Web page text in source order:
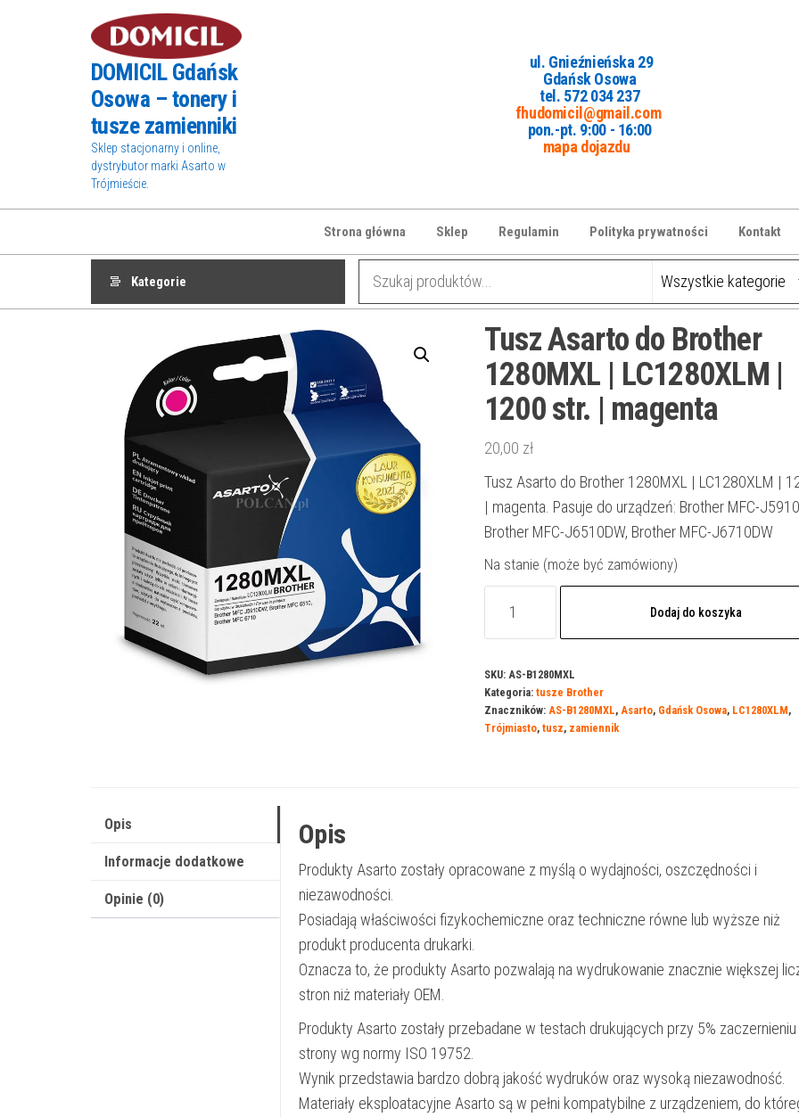
DOMICIL Gdańsk
Osowa – tonery i
tusze zamienniki
Sklep stacjonarny i online,
dystrybutor marki Asarto w
Trójmieście.
ul. Gnieźnieńska 29
Gdańsk Osowa
tel. 572 034 237
fhudomicil@gmail.com
pon.-pt. 9:00 - 16:00
mapa dojazdu
Strona główna Sklep Regulamin Polityka prywatności Kontakt
Kategorie
Tusz Asarto do Brother
1280MXL | LC1280XLM |
1200 str. | magenta
20,00 zł
Tusz Asarto do Brother 1280MXL | LC1280XLM |
| magenta. Pasuje do urządzeń: Brother MFC-
Brother MFC-J6510DW, Brother MFC-J6710DW
Na stanie (może być zamówiony)
Tusz
do
Brother
1280MXL
|
Dodaj do koszyka
SKU: AS-B1280MXL
Kategoria: tusze Brother
Znaczników: AS-B1280MXL, Asarto, Gdańsk Osowa, LC1280XLM,
Trójmiasto, tusz, zamiennik
Opis
Informacje dodatkowe
Opinie (0)
Opis
Produkty Asarto zostały opracowane z myślą o wydajności, oszczędności i
niezawodności.
Posiadają właściwości fizykochemiczne oraz techniczne równe lub wyższe niż
produkt producenta drukarki.
Oznacza to, że produkty Asarto pozwalają na wydrukowanie znacznie większej
stron niż materiały OEM.
Produkty Asarto zostały przebadane w testach drukujących przy 5% zaczernieniu
strony wg normy ISO 19752.
Wynik przedstawia bardzo dobrą jakość wydruków oraz wysoką niezawodność.
Materiały eksploatacyjne Asarto są w pełni kompatybilne z urządzeniem, do